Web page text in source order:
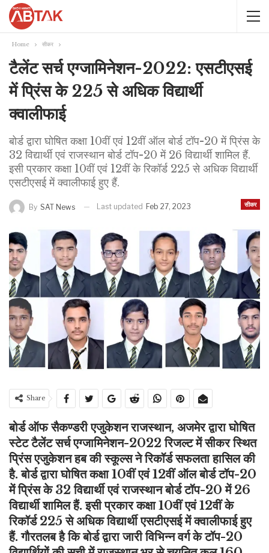
Home सीकर
टैलेंट सर्च एग्जामिनेशन-2022: एसटीएसई
में प्रिंस के 225 से अधिक विद्यार्थी
क्वालीफाई
बोर्ड द्वारा घोषित कक्षा 10वीं एवं 12वीं ऑल बोर्ड टॉप-20 में प्रिंस के
32 विद्यार्थी एवं राजस्थान बोर्ड टॉप-20 में 26 विद्यार्थी शामिल हैं.
इसी प्रकार कक्षा 10वीं एवं 12वीं के रिकॉर्ड 225 से अधिक विद्यार्थी
एसटीएसई में क्वालीफाई हुए हैं.
सीकर
By SAT News Last updated Feb 27, 2023
Share
बोर्ड ऑफ सैकण्डरी एजुकेशन राजस्थान, अजमेर द्वारा घोषित
स्टेट टैलेंट सर्च एग्जामिनेशन-2022 रिजल्ट में सीकर स्थित
प्रिंस एजुकेशन हब की स्कूल्स ने रिकॉर्ड सफलता हासिल की
है. बोर्ड द्वारा घोषित कक्षा 10वीं एवं 12वीं ऑल बोर्ड टॉप-20
में प्रिंस के 32 विद्यार्थी एवं राजस्थान बोर्ड टॉप-20 में 26
विद्यार्थी शामिल हैं. इसी प्रकार कक्षा 10वीं एवं 12वीं के
रिकॉर्ड 225 से अधिक विद्यार्थी एसटीएसई में क्वालीफाई हुए
हैं. गौरतलब है कि बोर्ड द्वारा जारी विभिन्न वर्ग के टॉप-20